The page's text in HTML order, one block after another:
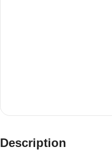
Description